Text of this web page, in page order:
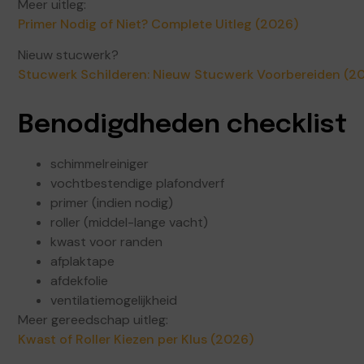
Meer uitleg:
Primer Nodig of Niet? Complete Uitleg (2026)
Nieuw stucwerk?
Stucwerk Schilderen: Nieuw Stucwerk Voorbereiden
Benodigdheden checklist
schimmelreiniger
vochtbestendige plafondverf
primer (indien nodig)
roller (middel-lange vacht)
kwast voor randen
afplaktape
afdekfolie
ventilatiemogelijkheid
Meer gereedschap uitleg:
Kwast of Roller Kiezen per Klus (2026)